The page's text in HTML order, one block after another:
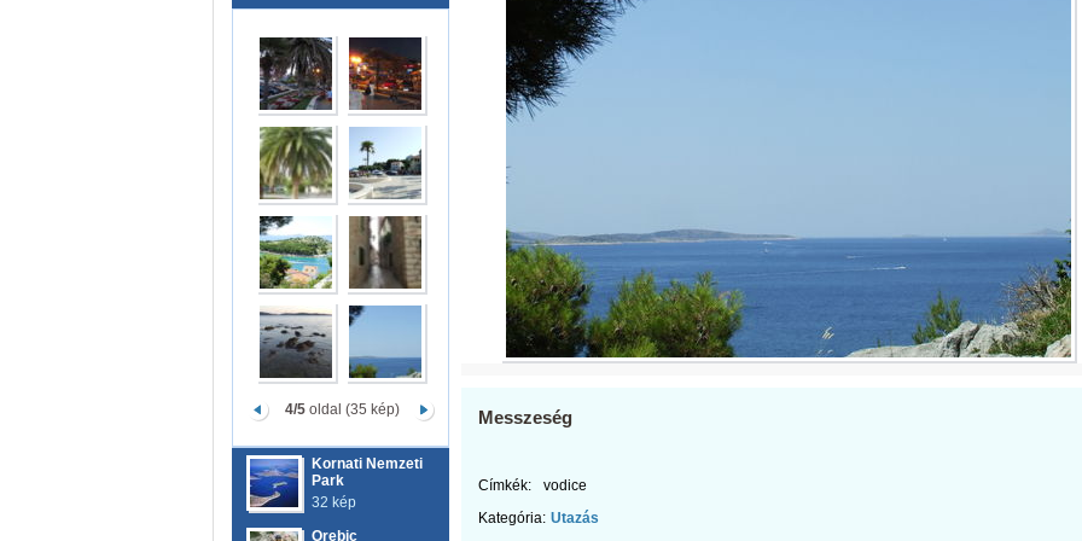
4/5oldal (35 kép)
Kornati Nemzeti
Park
32 kép
Orebic
Messzeség
Címkék:
vodice
Kategória: Utazás